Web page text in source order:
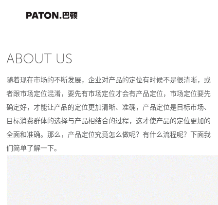
ABOUT US
随着现在市场的不断发展，企业对产品的定位有时候不是很清晰，或
者跟市场定位混淆，要先有市场定位才会有产品定位，市场定位要先
确定好，才能让产品的定位更加清晰、准确，产品定位是目标市场、
目标消费群体的选择与产品相结合的过程，这才使产品的定位更加的
全面和准确。那么，产品定位究竟怎么做呢？有什么流程呢？下面我
们简单了解一下。